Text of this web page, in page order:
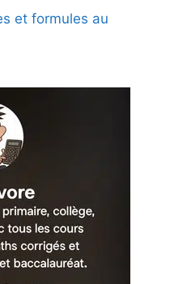
et formules au